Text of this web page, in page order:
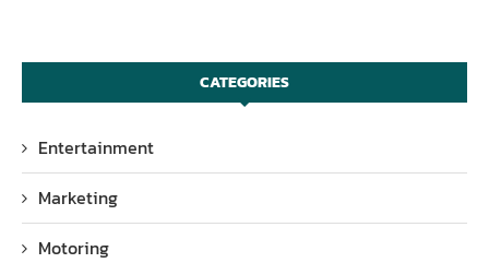
CATEGORIES
Entertainment
Marketing
Motoring